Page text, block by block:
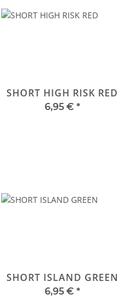
SHORT HIGH RISK RED
6,95 € *
SHORT ISLAND GREEN
6,95 € *